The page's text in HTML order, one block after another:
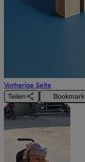
Vorherige Seite
Teilen
Bookmark